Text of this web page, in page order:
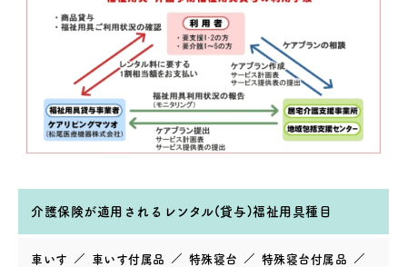
介護保険が適用されるレンタル(貸与)福祉用具種目
車いす 車いす付属品 特殊寝台
特殊寝台付属品